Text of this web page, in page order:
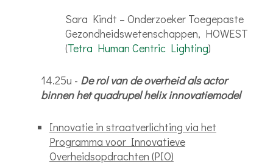
Sara Kindt – Onderzoeker Toegepaste
Gezondheidswetenschappen, HOWEST
(Tetra Human Centric Lighting)
14.25u - De rol van de overheid als actor
binnen het quadrupel helix innovatiemodel
Innovatie in straatverlichting via het
Programma voor Innovatieve
Overheidsopdrachten (PIO)